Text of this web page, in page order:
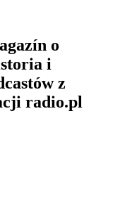
o
i
z
radio.pl